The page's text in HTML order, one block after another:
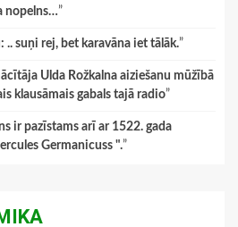
nopelns…”
.. suņi rej, bet karavāna iet tālāk.”
Ulda Rožkalna aiziešanu mūžībā
klausāmais gabals tajā radio”
ir pazīstams arī ar 1522. gada
Germanicuss ".”